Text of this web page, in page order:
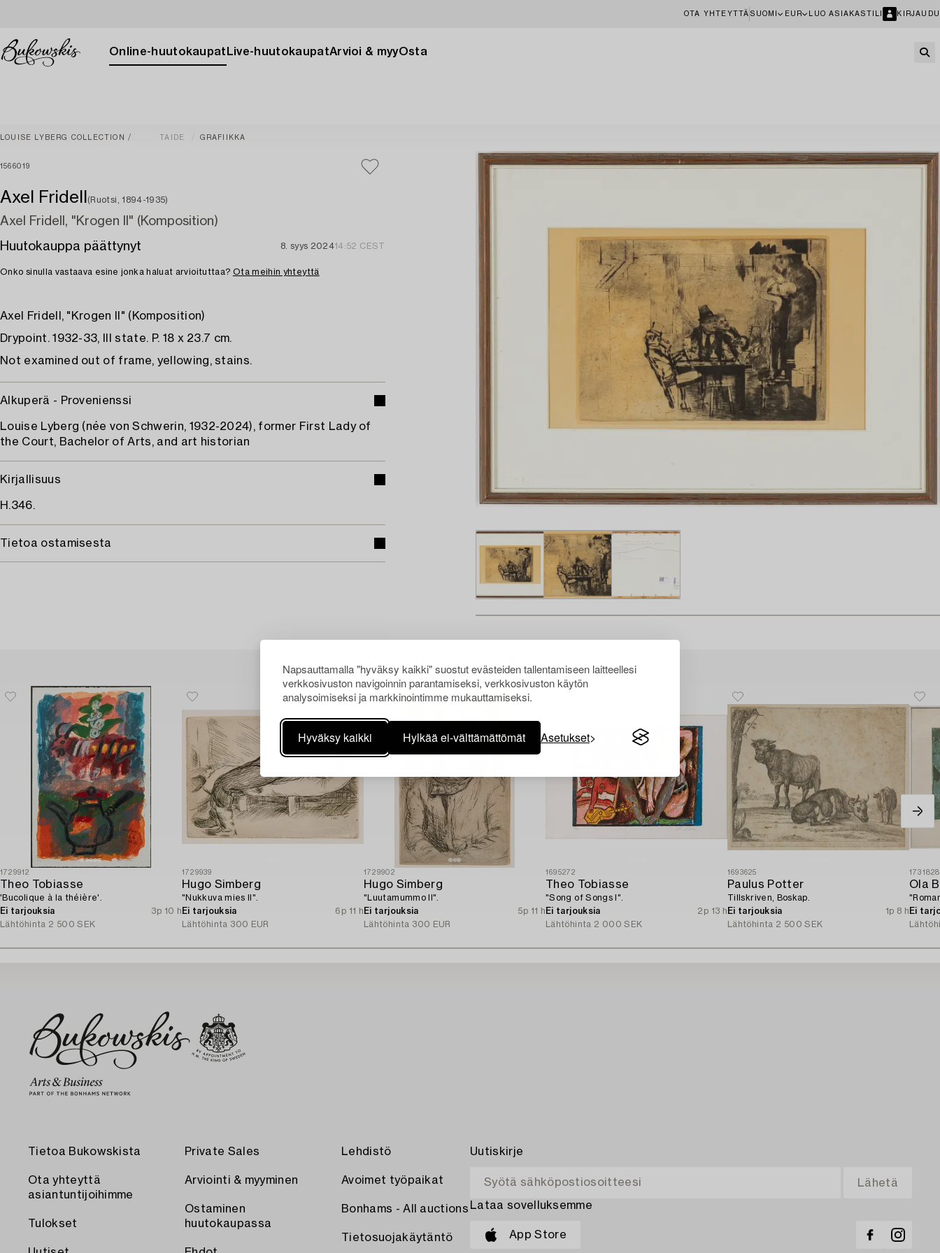
Napsauttamalla "hyväksy kaikki" suostut evästeiden tallentamiseen laitteellesi
verkkosivuston navigoinnin parantamiseksi, verkkosivuston käytön
analysoimiseksi ja markkinointimme mukauttamiseksi.
Hyväksy kaikki Hylkää ei-välttämättömät Asetukset
OTA YHTEYTTÄ SUOMI EUR LUO ASIAKASTILI KIRJAUDU
Online-huutokaupat Live-huutokaupatArvioi & myyOsta
LOUISE LYBERG COLLECTION TAIDE GRAFIIKKA
1566019
Axel Fridell (Ruotsi, 1894-1935)
Axel Fridell, "Krogen II" (Komposition)
Huutokauppa päättynyt
8. syys 202414:52 CEST
Onko sinulla vastaava esine jonka haluat arvioituttaa? Ota meihin yhteyttä
Axel Fridell, "Krogen II" (Komposition)
Drypoint. 1932-33, III state. P. 18 x 23.7 cm.
Not examined out of frame, yellowing, stains.
Alkuperä - Provenienssi
Louise Lyberg (née von Schwerin, 1932-2024), former First Lady of
the Court, Bachelor of Arts, and art historian
Kirjallisuus
H.346.
Tietoa ostamisesta
1729912
Theo Tobiasse
'Bucolique à la théière'.
Ei tarjouksia
3p 10 h
Lähtöhinta 2 500 SEK
1729939
Hugo Simberg
"Nukkuva mies II".
Ei tarjouksia
6p 11 h
Lähtöhinta 300 EUR
1729902
Hugo Simberg
"Luutamummo II".
Ei tarjouksia
5p 11 h
Lähtöhinta 300 EUR
1695272
Theo Tobiasse
"Song of Songs I".
Ei tarjouksia
2p 13 h
Lähtöhinta 2 000 SEK
1693625
Paulus Potter
Tillskriven, Boskap.
Ei tarjouksia
1p 8 h
Lähtöhinta 2 500 SEK
1731828
Ola
Ei
Tietoa Bukowskista
Ota yhteyttä
asiantuntijoihimme
Tulokset
Private Sales
Arviointi & myyminen
Ostaminen
huutokaupassa
Lehdistö
Avoimet työpaikat
Bonhams - All auctions
Tietosuojakäytäntö
Uutiskirje
Lataa sovelluksemme
App Store